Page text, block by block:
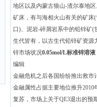
地区以及内蒙古狼山-渣尔泰地
矿床，有与海相火山有关的矿
口)、泥岩-碎屑岩系中的铅锌矿
生代皆有，以古生代铅锌矿资源
锌市场状况0.05mol/L标准锌溶液
编辑
金融危机之后各国纷纷推出救市
金融属性占据主要地位推升
复苏，市场上关于QE3退出的预